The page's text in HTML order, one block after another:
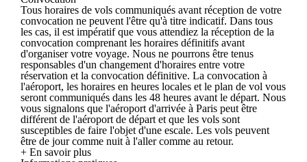
Tous horaires de vols communiqués avant réception de votre
convocation ne peuvent l'être qu'à titre indicatif. Dans tous
les cas, il est impératif que vous attendiez la réception de la
convocation comprenant les horaires définitifs avant
d'organiser votre voyage. Nous ne pourrons être tenus
responsables d'un changement d'horaires entre votre
réservation et la convocation définitive. La convocation à
l'aéroport, les horaires en heures locales et le plan de vol vous
seront communiqués dans les 48 heures avant le départ. Nous
vous signalons que l'aéroport d'arrivée à Paris peut être
différent de l'aéroport de départ et que les vols sont
susceptibles de faire l'objet d'une escale. Les vols peuvent
être de jour comme nuit à l'aller comme au retour.
+ En savoir plus